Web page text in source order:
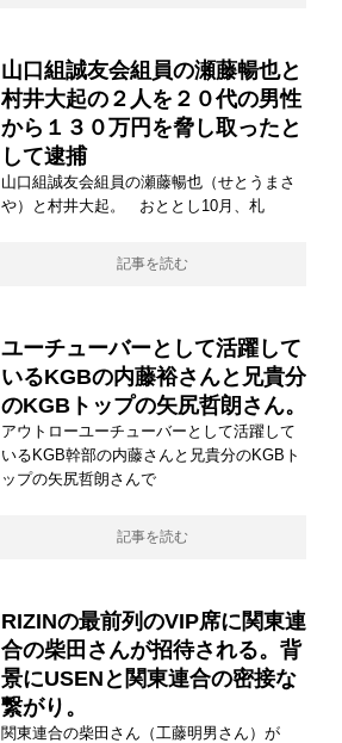
山口組誠友会組員の瀬藤暢也と
村井大起の２人を２０代の男性
から１３０万円を脅し取ったと
して逮捕
山口組誠友会組員の瀬藤暢也（せとうまさ
や）と村井大起。 おととし10月、札
記事を読む
ユーチューバーとして活躍して
いるKGBの内藤裕さんと兄貴分
のKGBトップの矢尻哲朗さん。
アウトローユーチューバーとして活躍して
いるKGB幹部の内藤さんと兄貴分のKGBト
ップの矢尻哲朗さんで
記事を読む
RIZINの最前列のVIP席に関東連
合の柴田さんが招待される。背
景にUSENと関東連合の密接な
繋がり。
関東連合の柴田さん（工藤明男さん）が